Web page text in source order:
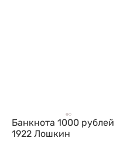
Банкнота 1000 рублей
1922 Лошкин